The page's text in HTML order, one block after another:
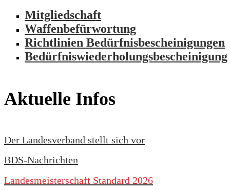
Mitgliedschaft
Waffenbefürwortung
Richtlinien Bedürfnisbescheinigungen
Bedürfniswiederholungsbescheinigung
Aktuelle Infos
Der Landesverband stellt sich vor
BDS-Nachrichten
Landesmeisterschaft Standard 2026